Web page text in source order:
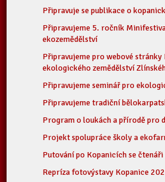
Připravuje se publikace o
Připravujeme 5. ročník
ekozemědělství
Připravujeme pro webové stránky
ekologického zemědělství
Připravujeme seminář pro
Připravujeme tradiční
Program o loukách a přírodě pro
Projekt spolupráce školy a
Putování po Kopanicích se
Repríza fotovýstavy Kopanice